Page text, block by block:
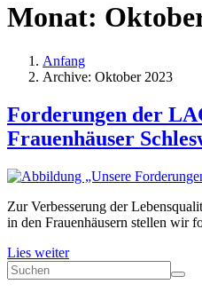
Monat:
Anfang
Archive: Oktober 2023
Forderungen der
Frauenhäuser
Zur Verbesserung der
in den Frauenhäusern stellen wir
Lies weiter